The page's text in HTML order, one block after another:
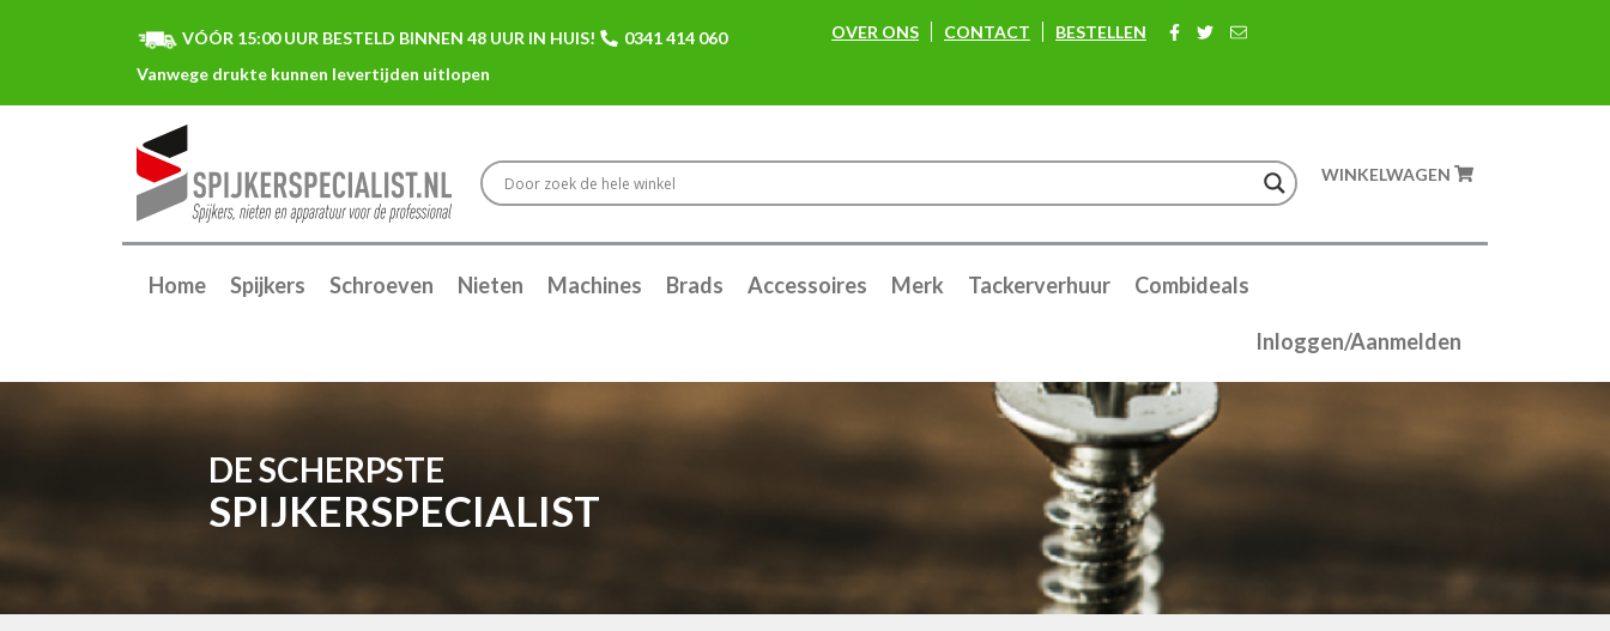
VÓÓR 15:00 UUR BESTELD BINNEN 48 UUR IN HUIS! 0341 414 060 OVER ONS CONTACT BESTELLEN
WINKELWAGEN
Home Spijkers Schroeven Nieten Machines Brads Accessoires Merk Tackerverhuur Combideals
Inloggen/Aanmelden
DE SCHERPSTE
SPIJKERSPECIALIST